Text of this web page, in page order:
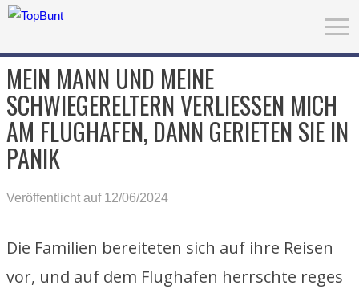
MEIN MANN UND MEINE
SCHWIEGERELTERN VERLIESSEN MICH A
M FLUGHAFEN, DANN GERIETEN SIE IN P
ANIK
Veröffentlicht auf 12/06/2024
Die Familien bereiteten sich auf ihre Reisen
vor, und auf dem Flughafen herrschte reges